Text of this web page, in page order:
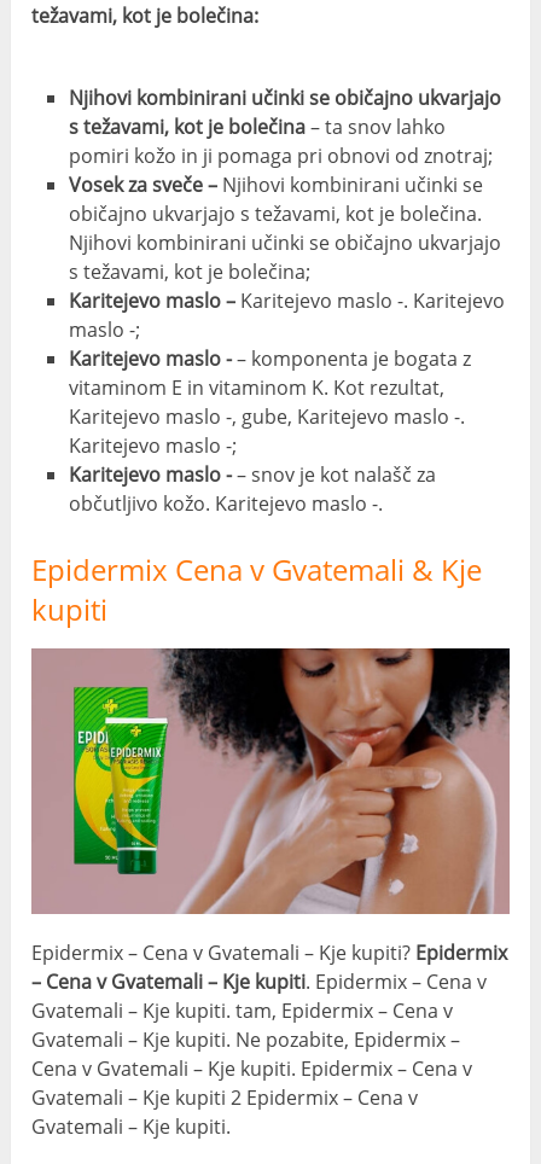
težavami, kot je bolečina:
Njihovi kombinirani učinki se običajno ukvarjajo
s težavami, kot je bolečina– ta snov lahko
pomiri kožo in ji pomaga pri obnovi od znotraj;
Vosek za sveče – Njihovi kombinirani učinki se
običajno ukvarjajo s težavami, kot je bolečina.
Njihovi kombinirani učinki se običajno ukvarjajo
s težavami, kot je bolečina;
Karitejevo maslo – Karitejevo maslo -. Karitejevo
maslo -;
Karitejevo maslo -– komponenta je bogata z
vitaminom E in vitaminom K. Kot rezultat,
Karitejevo maslo -, gube, Karitejevo maslo -.
Karitejevo maslo -;
Karitejevo maslo -– snov je kot nalašč za
občutljivo kožo. Karitejevo maslo -.
Epidermix Cena v Gvatemali & Kje
kupiti
Epidermix – Cena v Gvatemali – Kje kupiti? Epidermix
– Cena v Gvatemali – Kje kupiti. Epidermix – Cena v
Gvatemali – Kje kupiti. tam, Epidermix – Cena v
Gvatemali – Kje kupiti. Ne pozabite, Epidermix –
Cena v Gvatemali – Kje kupiti. Epidermix – Cena v
Gvatemali – Kje kupiti 2 Epidermix – Cena v
Gvatemali – Kje kupiti.